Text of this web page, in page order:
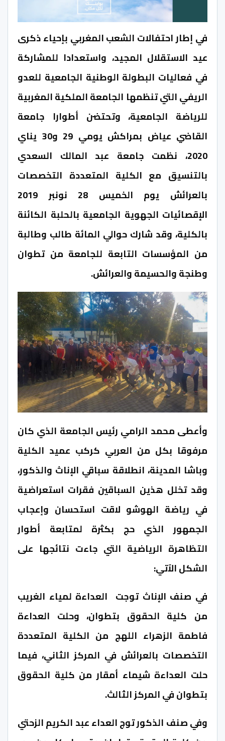
في إطار احتفالات الشعب المغربي بإحياء ذكرى
عيد الاستقلال المجيد، واستعدادا للمشاركة
في فعاليات البطولة الوطنية الجامعية للعدو
الريفي التي تنظمها الجامعة الملكية المغربية
للرياضة الجامعية، وتحتضن أطوارا جامعة
القاضي عياض بمراكش يومي 29 و30 يناي
2020، نظمت جامعة عبد المالك السعدي
بالتنسيق مع الكلية المتعددة التخصصات
بالعرائش يوم الخميس 28 نونبر 2019
الإقصائيات الجهوية الجامعية بالحلبة الكائنة
بالكلية، وقد شارك حوالي المائة طالب وطالبة
من المؤسسات التابعة للجامعة من تطوان
وطنجة والحسيمة والعرائش.
وأعطى محمد الرامي رئيس الجامعة الذي كان
مرفوقا بكل من العربي كركب عميد الكلية
وباشا المدينة، انطلاقة سباقي الإناث والذكور،
وقد تخلل هذين السباقين فقرات استعراضية
في رياضة الهوشو لاقت استحسان وإعجاب
الجمهور الذي حج بكثرة لمتابعة أطوار
التظاهرة الرياضية التي جاءت نتائجها على
الشكل الآتي:
في صنف الإناث توجت العداءة لمياء الغريب
من كلية الحقوق بتطوان، وحلت العداءة
فاطمة الزهراء اللهج من الكلية المتعددة
التخصصات بالعرائش في المركز الثاني، فيما
حلت العداءة شيماء أمقار من كلية الحقوق
بتطوان في المركز الثالث.
وفي صنف الذكور توج العداء عبد الكريم الزحتي